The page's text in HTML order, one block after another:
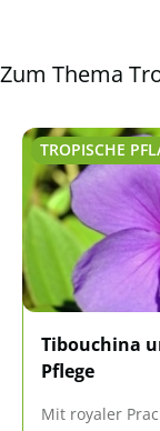
Zum Thema
TROPISCHE
Tibouchina
Pflege
Mit royaler